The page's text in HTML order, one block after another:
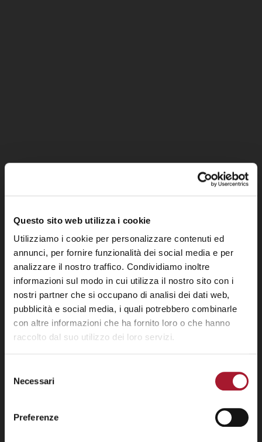
Questo sito web utilizza i cookie
Utilizziamo i cookie per personalizzare contenuti ed
annunci, per fornire funzionalità dei social media e per
analizzare il nostro traffico. Condividiamo inoltre
informazioni sul modo in cui utilizza il nostro sito con i
nostri partner che si occupano di analisi dei dati web,
pubblicità e social media, i quali potrebbero combinarle
con altre informazioni che ha fornito loro o che hanno
raccolto dal suo utilizzo dei loro servizi.
delNecessari
Preferenze